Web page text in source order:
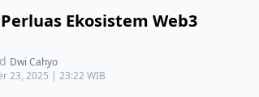
Ekosistem Web3
Dwi Cahyo
23, 2025 | 23:22 WIB